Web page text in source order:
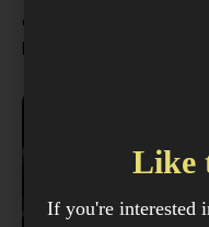
clita kasd gubergren,
Lorem ipsum dolor sit
Like
If you're interested